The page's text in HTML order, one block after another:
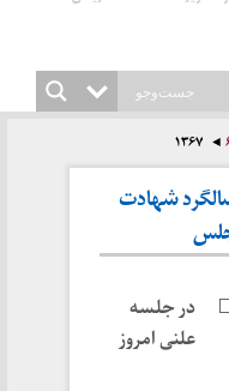
۱۳۶۷
شهادت
در جلسه
علنی امروز